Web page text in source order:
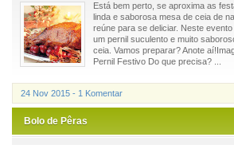
Está bem perto, se aproxima as
linda e saborosa mesa de ceia de
reúne para se deliciar. Neste
um pernil suculento e muito
ceia. Vamos preparar? Anote
Pernil Festivo Do que precisa? ...
24 Nov 2015 - 1 Komentar
Bolo de Pêras